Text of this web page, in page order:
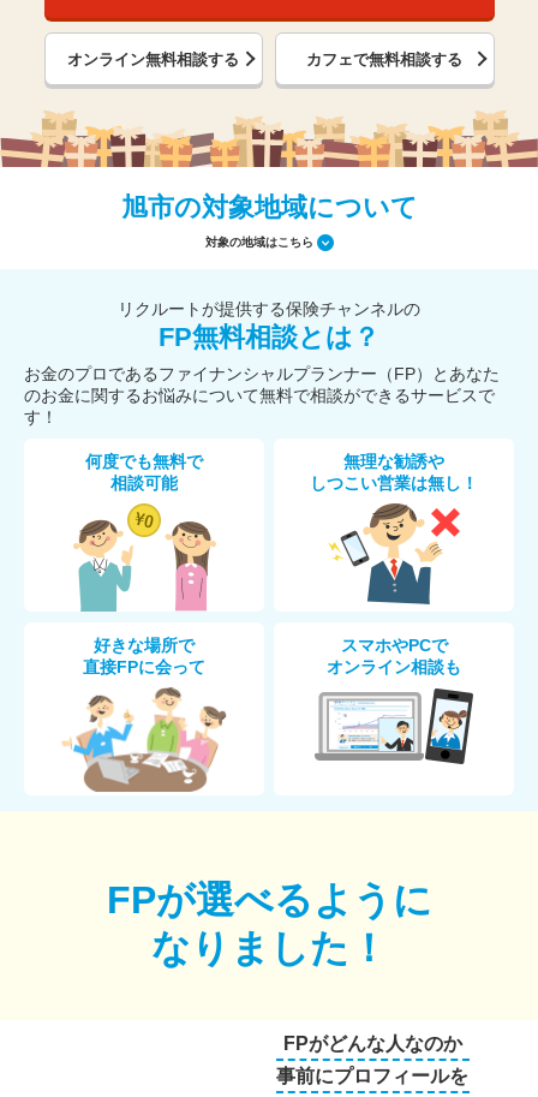
オンライン無料相談する カフェで無料相談する
旭市の対象地域について
対象の地域はこちら
リクルートが提供する保険チャンネルの
FP無料相談とは？
お金のプロであるファイナンシャルプランナー（FP）とあなた
のお金に関するお悩みについて無料で相談ができるサービスで
す！
何度でも無料で
相談可能
無理な勧誘や
しつこい営業は無し！
好きな場所で
直接FPに会って
スマホやPCで
オンライン相談も
FPが選べるように
なりました！
FPがどんな人なのか
事前にプロフィールを